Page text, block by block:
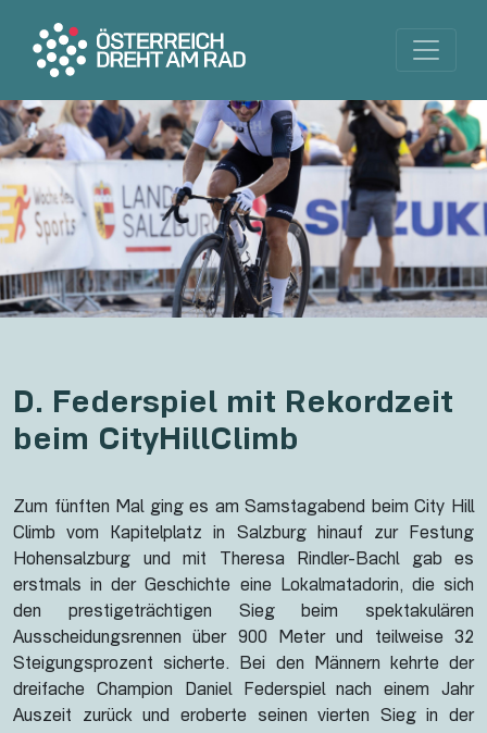
D. Federspiel mit Rekordzeit
beim CityHillClimb
Zum fünften Mal ging es am Samstagabend beim City Hill
Climb vom Kapitelplatz in Salzburg hinauf zur Festung
Hohensalzburg und mit Theresa Rindler-Bachl gab es
erstmals in der Geschichte eine Lokalmatadorin, die sich
den prestigeträchtigen Sieg beim spektakulären
Ausscheidungsrennen über 900 Meter und teilweise 32
Steigungsprozent sicherte. Bei den Männern kehrte der
dreifache Champion Daniel Federspiel nach einem Jahr
Auszeit zurück und eroberte seinen vierten Sieg in der